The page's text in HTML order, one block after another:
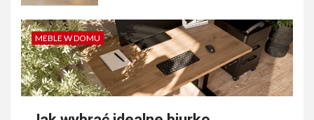
MEBLE W DOMU